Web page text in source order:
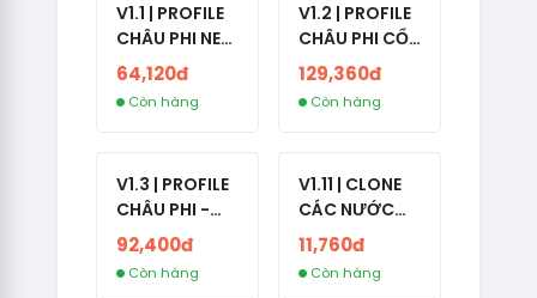
V1.1 | PROFILE
CHÂU PHI NEW
- NO 2FA - ĐA
SỐ BẠN BÈ
CAO
64,120đ
Còn hàng
V1.2 | PROFILE
CHÂU PHI CỔ
- NO 2FA -
LIVE ADS -
NĂM TẠO
129,360đ
Còn hàng
V1.3 | PROFILE
CHÂU PHI -
NO 2FA - LIVE
ADS
92,400đ
Còn hàng
V1.11 | CLONE
CÁC NƯỚC
CÓ 2FA -
INDIA - HÀNG
1 HOTMAIL
11,760đ
Còn hàng